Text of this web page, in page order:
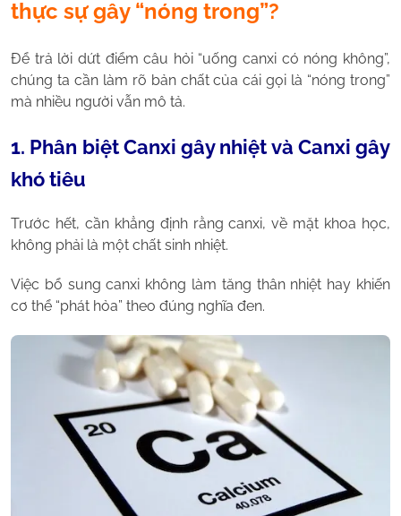
thực sự gây “nóng trong”?
Để trả lời dứt điểm câu hỏi “uống canxi có nóng không”,
chúng ta cần làm rõ bản chất của cái gọi là “nóng trong”
mà nhiều người vẫn mô tả.
1. Phân biệt Canxi gây nhiệt và Canxi gây
khó tiêu
Trước hết, cần khẳng định rằng canxi, về mặt khoa học,
không phải là một chất sinh nhiệt.
Việc bổ sung canxi không làm tăng thân nhiệt hay khiến
cơ thể “phát hỏa” theo đúng nghĩa đen.